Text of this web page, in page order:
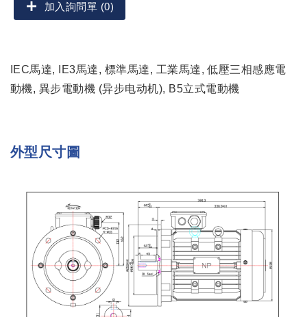
加入詢問單 (0)
IEC馬達, IE3馬達, 標準馬達, 工業馬達, 低壓三相感應電
動機, 異步電動機 (异步电动机), B5立式電動機
外型尺寸圖